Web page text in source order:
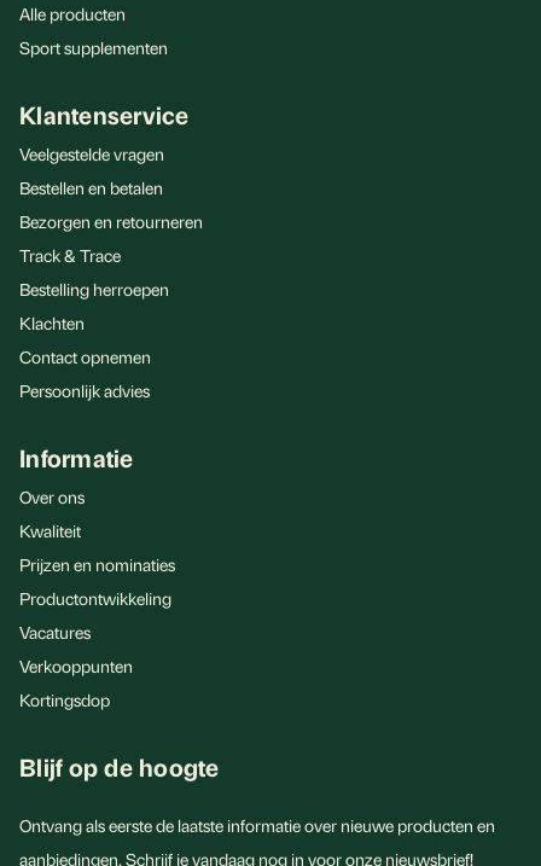
Alle producten
Sport supplementen
Klantenservice
Veelgestelde vragen
Bestellen en betalen
Bezorgen en retourneren
Track & Trace
Bestelling herroepen
Klachten
Contact opnemen
Persoonlijk advies
Informatie
Over ons
Kwaliteit
Prijzen en nominaties
Productontwikkeling
Vacatures
Verkooppunten
Kortingsdop
Blijf op de hoogte
Ontvang als eerste de laatste informatie over nieuwe producten en
aanbiedingen. Schrijf je vandaag nog in voor onze nieuwsbrief!